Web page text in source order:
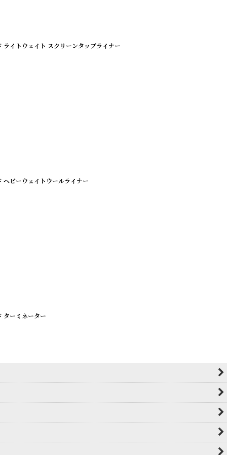
イトウェイト スクリーンタップライナー
ビーウェイトウールライナー
ーミネーター